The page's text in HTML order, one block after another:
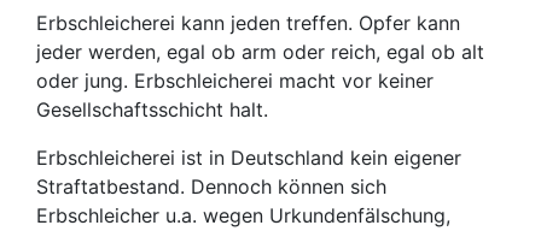
Erbschleicherei kann jeden treffen. Opfer kann
jeder werden, egal ob arm oder reich, egal ob alt
oder jung. Erbschleicherei macht vor keiner
Gesellschaftsschicht halt.
Erbschleicherei ist in Deutschland kein eigener
Straftatbestand. Dennoch können sich
Erbschleicher u.a. wegen Urkundenfälschung,